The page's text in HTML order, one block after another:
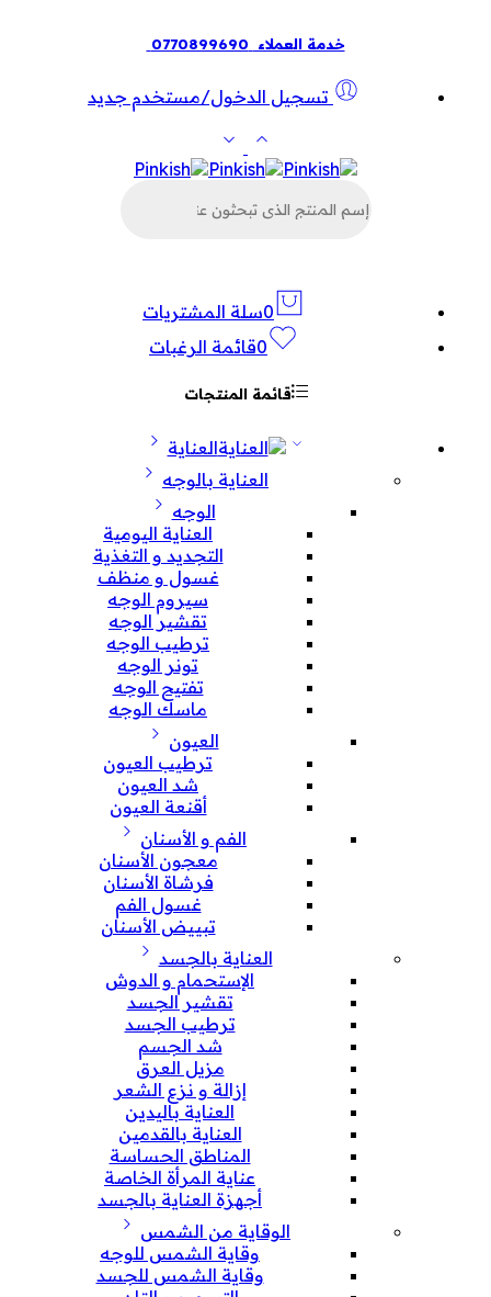
خدمة العملاء 0770899690
تسجيل الدخول/مستخدم جديد
عن
0سلة المشتريات
0قائمة الرغبات
قائمة المنتجات
العناية
العناية بالوجه
الوجه
العناية اليومية
التجديد و التغذية
غسول و منظف
سيروم الوجه
تقشير الوجه
ترطيب الوجه
تونر الوجه
تفتيح الوجه
ماسك الوجه
العيون
ترطيب العيون
شد العيون
أقنعة العيون
الفم و الأسنان
معجون الأسنان
فرشاة الأسنان
غسول الفم
تبييض الأسنان
العناية بالجسد
الإستحمام و الدوش
تقشير الجسد
ترطيب الجسد
شد الجسم
مزيل العرق
إزالة و نزع الشعر
العناية باليدين
العناية بالقدمين
المناطق الحساسة
عناية المرأة الخاصة
أجهزة العناية بالجسد
الوقاية من الشمس
وقاية الشمس للوجه
وقاية الشمس للجسد